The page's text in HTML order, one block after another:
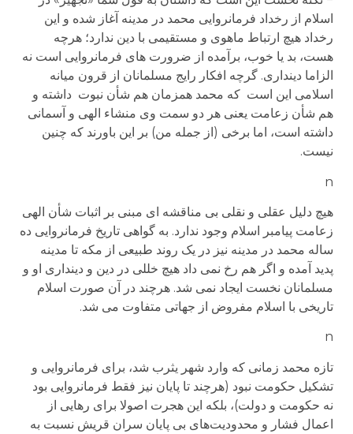
اسلام از رخداد فرمانروایی محمد در مدینه آغاز شده و این
رخداد هیچ ارتباط ماهوی و مستقیمی با دین ندارد؛ هرچه
هست، بد یا خوب، برآمده از ضرورت های فرمانروایی است نه
الزاما دینداری. گرچه افکار رایج مسلمانان از قرون میانه
اسلامی این است که محمد همزمان هم شأن نبوت داشته و
هم شأن زعامت یعنی هر دو سمت وی منشاء الهی و آسمانی
داشته است، اما برخی (از جمله من) بر این باورند که چنین
نیست.
n
هیچ دلیل عقلی و نقلی بی مناقشه ای مبنی بر اثبات شأن الهی
زعامت پیامبر اسلام وجود ندارد. به گواهی تاریخ فرمانروایی ده
ساله محمد در مدینه نیز در یک روند طبیعی از مکه تا مدینه
پدید آمده و اگر هم رخ نمی داد هیچ خللی در دین و دینداری او و
مسلمانان نخست ایجاد نمی شد. هرچند در آن صورت اسلام
تاریخی با اسلام مفروض از جهاتی متفاوت می شد.
n
تازه محمد زمانی که وارد شهر یثرب شد، برای فرمانروایی و
تشکیل حکومت نبود (هرچند تا پایان نیز فقط فرمانروایی بود
نه حکومت و دولت)، بلکه این هجرت اصولا برای رهایی از
اعمال فشار و محدودیت‌های بی پایان سران قریش نسبت به